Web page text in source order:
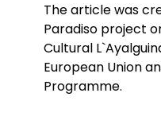
The article was
Paradiso project
Cultural
European Union
Programme.